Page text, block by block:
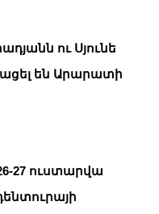
ու Սյունե
են Արարատի
27 ուստարվա